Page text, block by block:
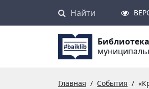
Поиск
Найти
Главная События